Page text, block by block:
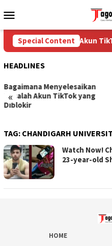
to
Menu
Special Content
Cara Mengatasi Akun
HEADLINES
«
Bagaimana Menyelesaikan
Masalah Akun TikTok yang
Diblokir
TAG: CHANDIGARH
Watch Now!
23-year-old
HOME